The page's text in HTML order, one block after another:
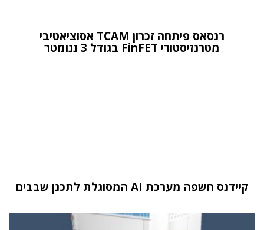
רנסאס פיתחה זכרון TCAM אסוציאטיבי
מטרנזיסטורי FinFET בגודל 3 ננומטר
קיידנס חשפה מערכת AI המסוגלת לתכנן שבבים